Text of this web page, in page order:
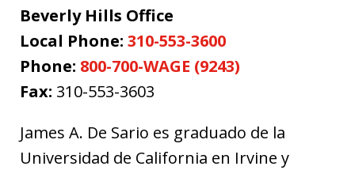
Beverly Hills Office
Local Phone: 310-553-3600
Phone: 800-700-WAGE (9243)
Fax: 310-553-3603
James A. De Sario es graduado de la
Universidad de California en Irvine y